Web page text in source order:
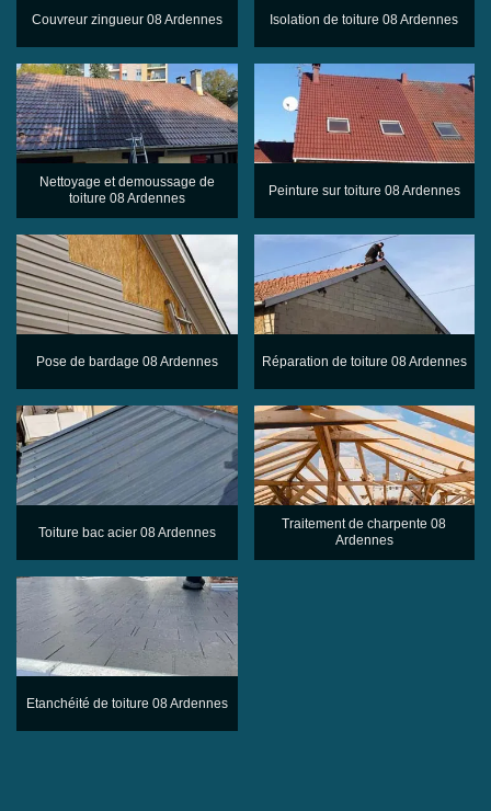
Couvreur zingueur 08 Ardennes Isolation de toiture 08 Ardennes
Nettoyage et demoussage de
toiture 08 Ardennes
Peinture sur toiture 08 Ardennes
Pose de bardage 08 Ardennes Réparation de toiture 08 Ardennes
Toiture bac acier 08 Ardennes
Traitement de charpente 08
Ardennes
Etanchéité de toiture 08 Ardennes